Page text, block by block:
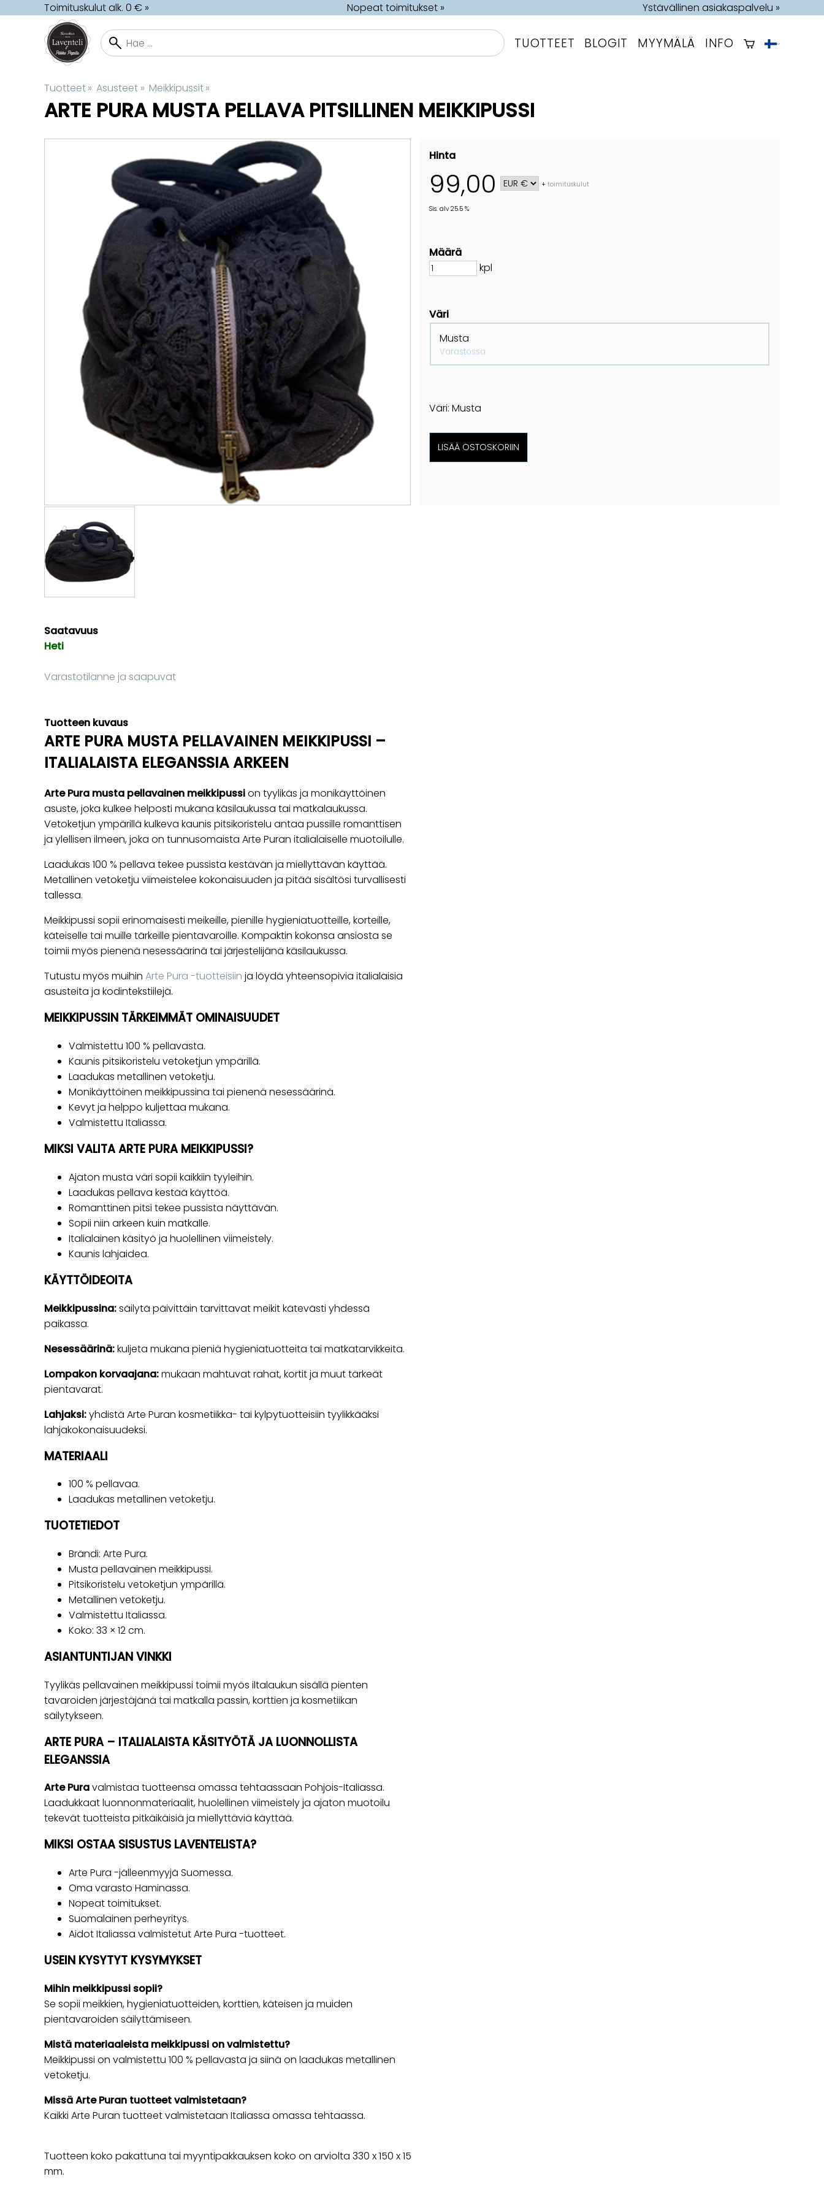
Toimituskulut alk. 0 € » Nopeat toimitukset » Ystävällinen asiakaspalvelu »
TUOTTEET BLOGIT MYYMÄLÄ INFO
Tuotteet‪» Asusteet ‪» Meikkipussit‪»
ARTE PURA MUSTA PELLAVA PITSILLINEN MEIKKIPUSSI
Hinta
99,00 +toimituskulut
Sis. alv 25.5 %
Määrä
kpl
Väri
Musta
Varastossa
Väri: Musta
Saatavuus
Heti
Varastotilanne ja saapuvat
Tuotteen kuvaus
ARTE PURA MUSTA PELLAVAINEN MEIKKIPUSSI –
ITALIALAISTA ELEGANSSIA ARKEEN
Arte Pura musta pellavainen meikkipussion tyylikäs ja monikäyttöinen
asuste, joka kulkee helposti mukana käsilaukussa tai matkalaukussa.
Vetoketjun ympärillä kulkeva kaunis pitsikoristelu antaa pussille romanttisen
ja ylellisen ilmeen, joka on tunnusomaista Arte Puran italialaiselle muotoilulle.
Laadukas 100 % pellava tekee pussista kestävän ja miellyttävän käyttää.
Metallinen vetoketju viimeistelee kokonaisuuden ja pitää sisältösi turvallisesti
tallessa.
Meikkipussi sopii erinomaisesti meikeille, pienille hygieniatuotteille, korteille,
käteiselle tai muille tärkeille pientavaroille. Kompaktin kokonsa ansiosta se
toimii myös pienenä nesessäärinä tai järjestelijänä käsilaukussa.
Tutustu myös muihin Arte Pura -tuotteisiin ja löydä yhteensopivia italialaisia
asusteita ja kodintekstiilejä.
MEIKKIPUSSIN TÄRKEIMMÄT OMINAISUUDET
Valmistettu 100 % pellavasta.
Kaunis pitsikoristelu vetoketjun ympärillä.
Laadukas metallinen vetoketju.
Monikäyttöinen meikkipussina tai pienenä nesessäärinä.
Kevyt ja helppo kuljettaa mukana.
Valmistettu Italiassa.
MIKSI VALITA ARTE PURA MEIKKIPUSSI?
Ajaton musta väri sopii kaikkiin tyyleihin.
Laadukas pellava kestää käyttöä.
Romanttinen pitsi tekee pussista näyttävän.
Sopii niin arkeen kuin matkalle.
Italialainen käsityö ja huolellinen viimeistely.
Kaunis lahjaidea.
KÄYTTÖIDEOITA
Meikkipussina:säilytä päivittäin tarvittavat meikit kätevästi yhdessä
paikassa.
Nesessäärinä:kuljeta mukana pieniä hygieniatuotteita tai matkatarvikkeita.
Lompakon korvaajana:mukaan mahtuvat rahat, kortit ja muut tärkeät
pientavarat.
Lahjaksi:yhdistä Arte Puran kosmetiikka- tai kylpytuotteisiin tyylikkääksi
lahjakokonaisuudeksi.
MATERIAALI
100 % pellavaa.
Laadukas metallinen vetoketju.
TUOTETIEDOT
Brändi: Arte Pura.
Musta pellavainen meikkipussi.
Pitsikoristelu vetoketjun ympärillä.
Metallinen vetoketju.
Valmistettu Italiassa.
Koko: 33 × 12 cm.
ASIANTUNTIJAN VINKKI
Tyylikäs pellavainen meikkipussi toimii myös iltalaukun sisällä pienten
tavaroiden järjestäjänä tai matkalla passin, korttien ja kosmetiikan
säilytykseen.
ARTE PURA – ITALIALAISTA KÄSITYÖTÄ JA LUONNOLLISTA
ELEGANSSIA
Arte Puravalmistaa tuotteensa omassa tehtaassaan Pohjois-Italiassa.
Laadukkaat luonnonmateriaalit, huolellinen viimeistely ja ajaton muotoilu
tekevät tuotteista pitkäikäisiä ja miellyttäviä käyttää.
MIKSI OSTAA SISUSTUS LAVENTELISTA?
Arte Pura -jälleenmyyjä Suomessa.
Oma varasto Haminassa.
Nopeat toimitukset.
Suomalainen perheyritys.
Aidot Italiassa valmistetut Arte Pura -tuotteet.
USEIN KYSYTYT KYSYMYKSET
Mihin meikkipussi sopii?
Se sopii meikkien, hygieniatuotteiden, korttien, käteisen ja muiden
pientavaroiden säilyttämiseen.
Mistä materiaaleista meikkipussi on valmistettu?
Meikkipussi on valmistettu 100 % pellavasta ja siinä on laadukas metallinen
vetoketju.
Missä Arte Puran tuotteet valmistetaan?
Kaikki Arte Puran tuotteet valmistetaan Italiassa omassa tehtaassa.
Tuotteen koko pakattuna tai myyntipakkauksen koko on arviolta 330 x 150 x 15
mm.